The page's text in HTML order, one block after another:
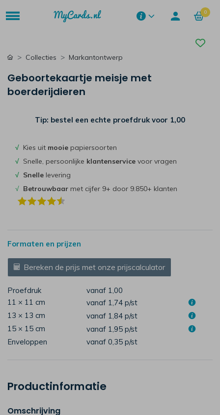
0
Collecties Markantontwerp
Geboortekaartje meisje met
boerderijdieren
Tip: bestel een echte proefdruk voor 1,00
√ Kies uit mooie papiersoorten
√ Snelle, persoonlijke klantenservice voor vragen
√ Snelle levering
√ Betrouwbaar met cijfer 9+ door 9.850+ klanten
Formaten en prijzen
Bereken de prijs met onze prijscalculator
Proefdruk
vanaf 1,00
11 × 11 cm
vanaf 1,74 p/st
13 × 13 cm
vanaf 1,84 p/st
15 × 15 cm
vanaf 1,95 p/st
Enveloppen
vanaf 0,35 p/st
Productinformatie
Omschrijving